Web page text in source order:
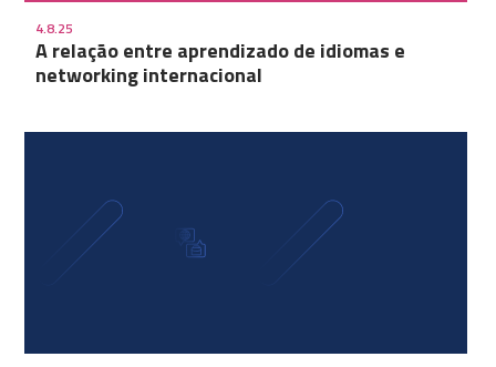
4.8.25
A relação entre aprendizado de idiomas e
networking internacional